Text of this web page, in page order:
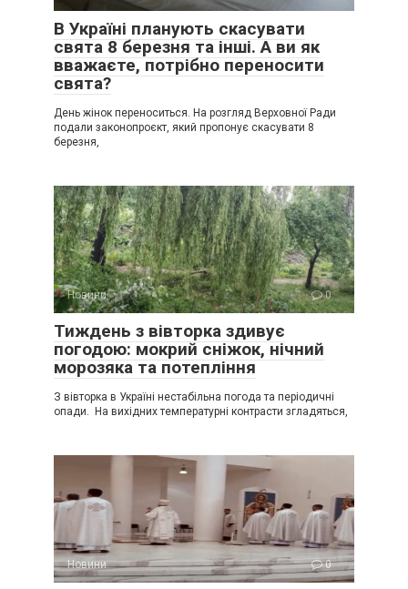
В Україні планують скасувати
свята 8 березня та інші. А ви як
вважаєте, потрібно переносити
свята?
День жінок переноситься. На розгляд Верховної Ради
подали законопроєкт, який пропонує скасувати 8
березня,
Новини 0
Тиждень з вівторка здивує
погодою: мокрий сніжок, нічний
морозяка та потепління
З вівторка в Україні нестабільна погода та періодичні
опади. На вихідних температурні контрасти згладяться,
Новини 0